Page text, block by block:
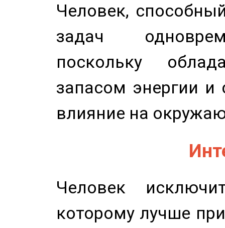
Человек,
задач
поскольку
запасом энергии и
влияние на
Человек
которому лучше